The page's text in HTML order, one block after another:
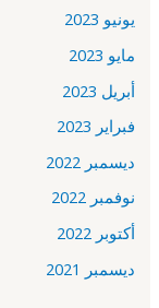
يونيو 2023
مايو 2023
أبريل 2023
فبراير 2023
ديسمبر 2022
نوفمبر 2022
أكتوبر 2022
ديسمبر 2021